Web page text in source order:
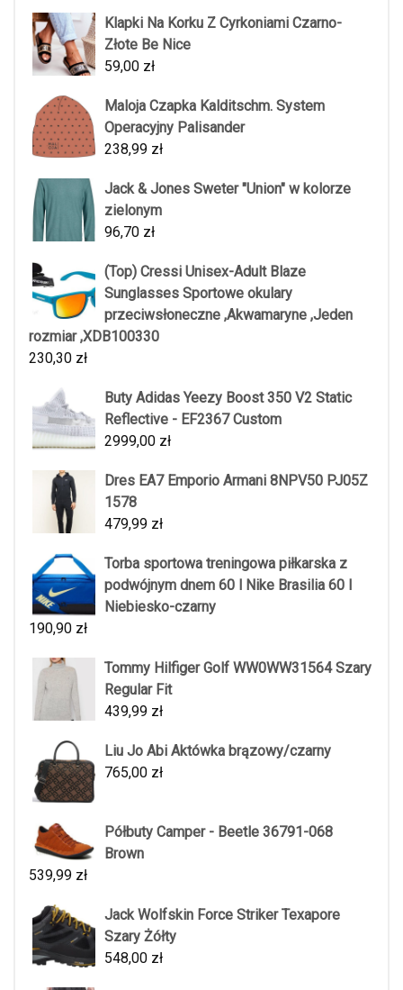
Klapki Na Korku Z Cyrkoniami Czarno-
Złote Be Nice
59,00 zł
Maloja Czapka Kalditschm. System
Operacyjny Palisander
238,99 zł
Jack & Jones Sweter "Union" w kolorze
zielonym
96,70 zł
(Top) Cressi Unisex-Adult Blaze
Sunglasses Sportowe okulary
przeciwsłoneczne ,Akwamaryne ,Jeden
rozmiar ,XDB100330
230,30 zł
Buty Adidas Yeezy Boost 350 V2 Static
Reflective - EF2367 Custom
2999,00 zł
Dres EA7 Emporio Armani 8NPV50 PJ05Z
1578
479,99 zł
Torba sportowa treningowa piłkarska z
podwójnym dnem 60 l Nike Brasilia 60 l
Niebiesko-czarny
190,90 zł
Tommy Hilfiger Golf WW0WW31564 Szary
Regular Fit
439,99 zł
Liu Jo Abi Aktówka brązowy/czarny
765,00 zł
Półbuty Camper - Beetle 36791-068
Brown
539,99 zł
Jack Wolfskin Force Striker Texapore
Szary Żółty
548,00 zł